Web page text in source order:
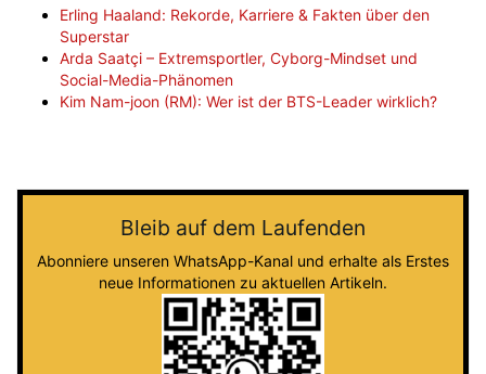
Erling Haaland: Rekorde, Karriere & Fakten über den
Superstar
Arda Saatçi – Extremsportler, Cyborg-Mindset und
Social-Media-Phänomen
Kim Nam-joon (RM): Wer ist der BTS-Leader wirklich?
Bleib auf dem Laufenden
Abonniere unseren WhatsApp-Kanal und erhalte als Erstes
neue Informationen zu aktuellen Artikeln.